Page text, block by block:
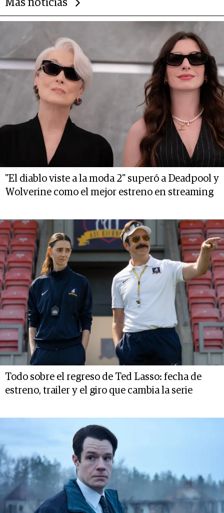
Más noticias
"El diablo viste a la moda 2" superó a Deadpool y
Wolverine como el mejor estreno en streaming
Todo sobre el regreso de Ted Lasso: fecha de
estreno, trailer y el giro que cambia la serie